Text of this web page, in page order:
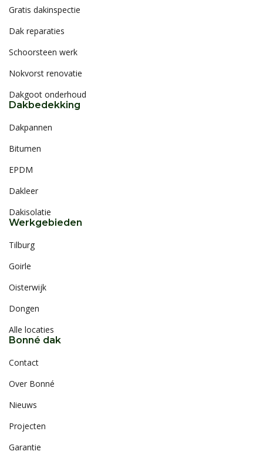
Gratis dakinspectie
Dak reparaties
Schoorsteen werk
Nokvorst renovatie
Dakgoot onderhoud
Dakbedekking
Dakpannen
Bitumen
EPDM
Dakleer
Dakisolatie
Werkgebieden
Tilburg
Goirle
Oisterwijk
Dongen
Alle locaties
Bonné dak
Contact
Over Bonné
Nieuws
Projecten
Garantie